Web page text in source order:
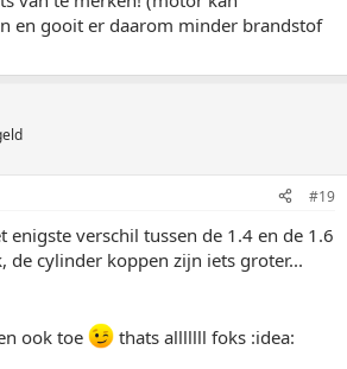
en gooit er daarom minder brandstof
#19
enigste verschil tussen de 1.4 en de 1.6
de cylinder koppen zijn iets groter...
ook toe thats alllllll foks :idea: